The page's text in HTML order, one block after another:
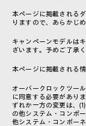
本ページに掲載される
りますので、あらかじ
キャンペーンモデルは
ざいます。予めご了承く
本ページに掲載される
オーバークロックツー
に同意する必要があり
ずれか一方の変更は、
の他システム・コンポ
他システム・コンポー